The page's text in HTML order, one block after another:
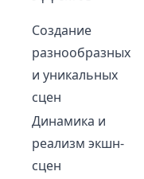
Создание
разнообразных
и уникальных
сцен
Динамика и
реализм экшн-
сцен